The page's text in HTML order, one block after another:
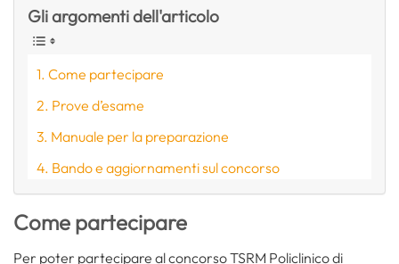
Gli argomenti dell'articolo
Come partecipare
Prove d’esame
Manuale per la preparazione
Bando e aggiornamenti sul concorso
Come partecipare
Per poter partecipare al concorso TSRM Policlinico di